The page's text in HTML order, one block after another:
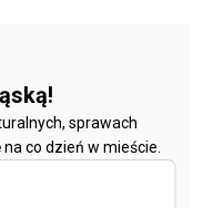
sprawach
co dzień w mieście.